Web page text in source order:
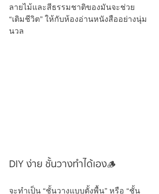
ลายไม้และสีธรรมชาติของมันจะช่วย
“เติมชีวิต” ให้กับห้องอ่านหนังสืออย่างนุ่ม
นวล
DIY ง่าย ชั้นวางทำได้เอง🪵
จะทำเป็น “ชั้นวางแบบตั้งพื้น” หรือ “ชั้น